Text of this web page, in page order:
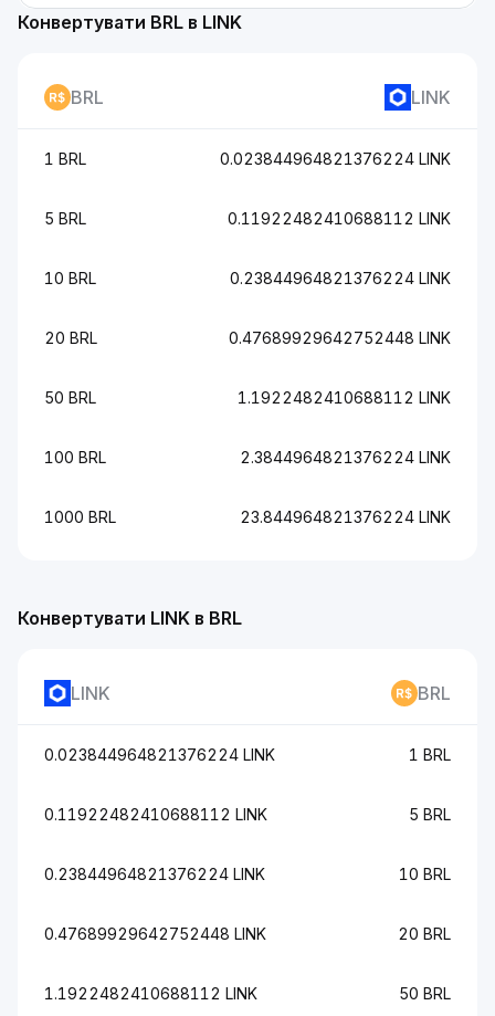
Конвертувати LINK в BRL
LINK BRL
0.023844964821376224 LINK 1 BRL
0.11922482410688112 LINK 5 BRL
0.23844964821376224 LINK 10 BRL
0.47689929642752448 LINK 20 BRL
1.1922482410688112 LINK 50 BRL
Конвертувати BRL в LINK
BRL LINK
1 BRL 0.023844964821376224 LINK
5 BRL 0.11922482410688112 LINK
10 BRL 0.23844964821376224 LINK
20 BRL 0.47689929642752448 LINK
50 BRL 1.1922482410688112 LINK
100 BRL 2.3844964821376224 LINK
1000 BRL 23.844964821376224 LINK